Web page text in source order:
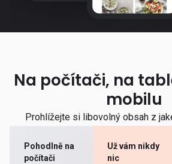
Na počítači, na
mobilu
Prohlížejte si libovolný obsah z
Pohodlně na
počítači
Už vám nikdy
nic